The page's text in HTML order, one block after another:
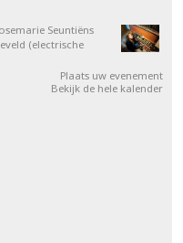
Seuntiëns
(electrische
Plaats uw evenement
Bekijk de hele kalender